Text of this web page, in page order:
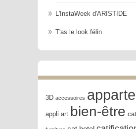
L'InstaWeek d'ARISTIDE
T'as le look félin
3D accessoires
appli art bien-être